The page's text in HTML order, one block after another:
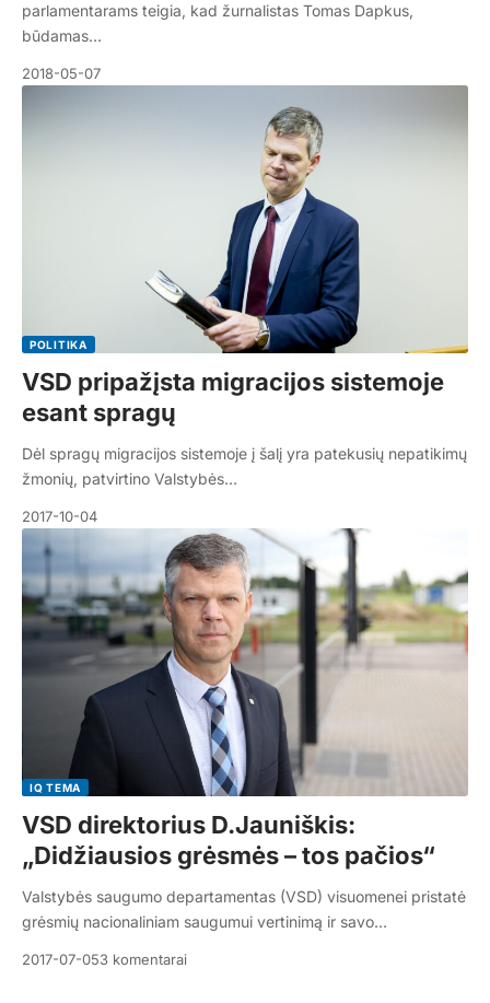
parlamentarams teigia, kad žurnalistas Tomas Dapkus,
būdamas…
2018-05-07
POLITIKA
VSD pripažįsta migracijos sistemoje
esant spragų
Dėl spragų migracijos sistemoje į šalį yra patekusių nepatikimų
žmonių, patvirtino Valstybės…
2017-10-04
IQ TEMA
VSD direktorius D.Jauniškis:
„Didžiausios grėsmės – tos pačios“
Valstybės saugumo departamentas (VSD) visuomenei pristatė
grėsmių nacionaliniam saugumui vertinimą ir savo…
2017-07-053 komentarai